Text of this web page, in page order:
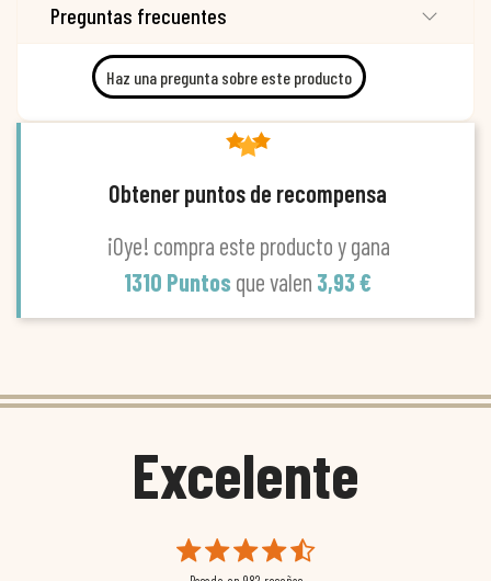
Preguntas frecuentes
Haz una pregunta sobre este producto
Obtener puntos de recompensa
¡Oye! compra este producto y gana
1310 Puntos que valen 3,93 €
Excelente